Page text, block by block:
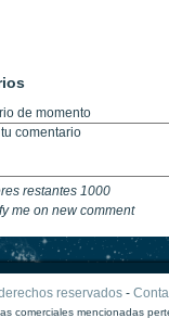
de momento
restantes 1000
me on new comment
reservados-
comerciales mencionadas